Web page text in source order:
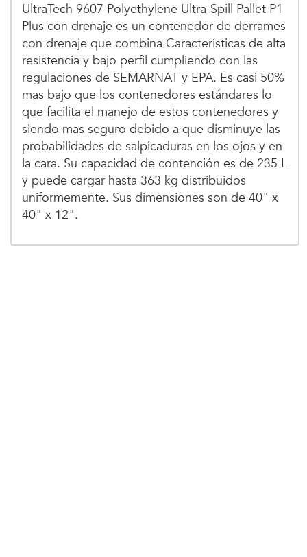
UltraTech 9607 Polyethylene Ultra-Spill Pallet P1
Plus con drenaje es un contenedor de derrames
con drenaje que combina Características de alta
resistencia y bajo perfil cumpliendo con las
regulaciones de SEMARNAT y EPA. Es casi 50%
mas bajo que los contenedores estándares lo
que facilita el manejo de estos contenedores y
siendo mas seguro debido a que disminuye las
probabilidades de salpicaduras en los ojos y en
la cara. Su capacidad de contención es de 235 L
y puede cargar hasta 363 kg distribuidos
uniformemente. Sus dimensiones son de 40" x
40" x 12".